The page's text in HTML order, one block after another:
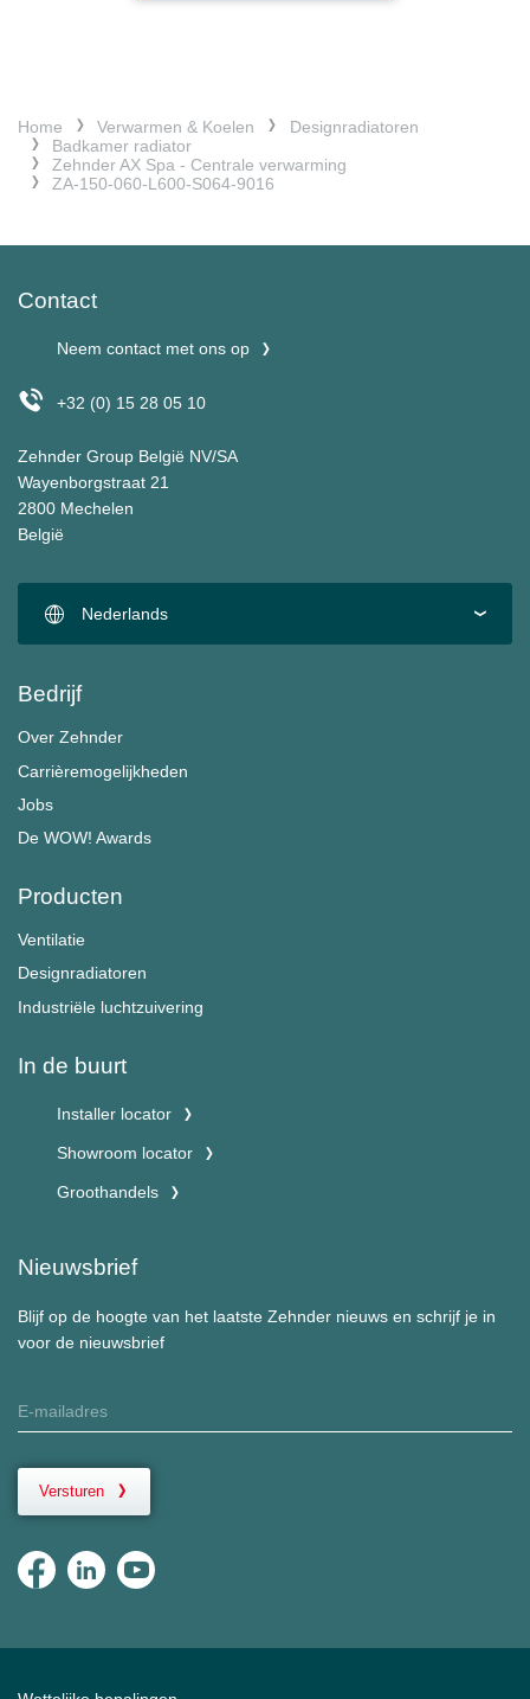
Home Verwarmen & Koelen
Designradiatoren
Badkamer radiator
Zehnder AX Spa - Centrale verwarming
ZA-150-060-L600-S064-9016
Contact
Neem contact met ons op
+32 (0) 15 28 05 10
Zehnder Group België NV/SA
Wayenborgstraat 21
2800 Mechelen
België
Nederlands
Bedrijf
Over Zehnder
Carrièremogelijkheden
Jobs
De WOW! Awards
Producten
Ventilatie
Designradiatoren
Industriële luchtzuivering
In de buurt
Installer locator
Showroom locator
Groothandels
Nieuwsbrief
Blijf op de hoogte van het laatste Zehnder nieuws en schrijf je in
voor de nieuwsbrief
Versturen